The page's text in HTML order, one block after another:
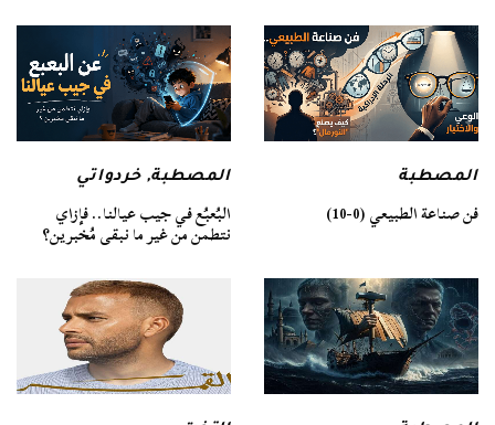
المصطبة
فن صناعة الطبيعي (0-10)
المصطبة,خردواتي
البُعبُع في جيب عيالنا.. فإزاي
نتطمن من غير ما نبقى مُخبرين؟